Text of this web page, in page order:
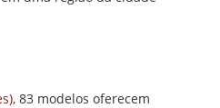
, 83 modelos oferecem